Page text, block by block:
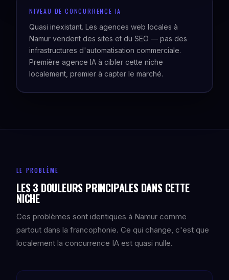
NIVEAU DE CONCURRENCE IA
Quasi inexistant. Les agences web locales à
Namur vendent des sites et du SEO — pas des
infrastructures d'automatisation commerciale.
Première agence IA à cibler cette niche
localement, premier à capter le marché.
LE PROBLÈME
LES 3 DOULEURS PRINCIPALES DANS CETTE
NICHE
Ces problèmes sont identiques à Namur comme
partout dans la francophonie. Ce qui change, c'est que
localement la concurrence IA est quasi nulle.